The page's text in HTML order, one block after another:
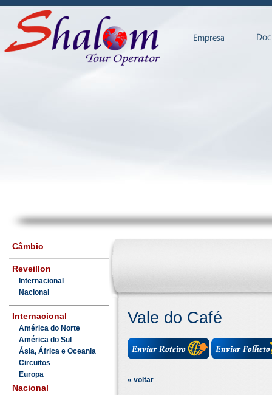
Câmbio
Reveillon
Internacional
Nacional
Internacional
América do Norte
América do Sul
Ásia, África e Oceania
Circuitos
Europa
Nacional
Vale do Café
« voltar